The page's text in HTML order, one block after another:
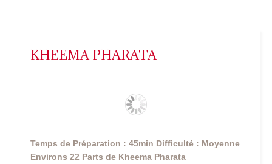
KHEEMA PHARATA
Temps de Préparation : 45min Difficulté : Moyenne
Environs 22 Parts de Kheema Pharata